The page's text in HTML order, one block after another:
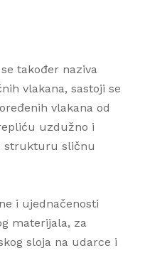
također naziva
vlakana, sastoji se
vlakana od
uzdužno i
strukturu sličnu
i ujednačenosti
materijala, za
sloja na udarce i